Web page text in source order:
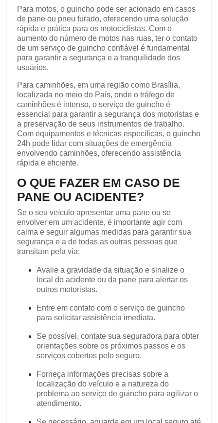
Para motos, o guincho pode ser acionado em casos
de pane ou pneu furado, oferecendo uma solução
rápida e prática para os motociclistas. Com o
aumento do número de motos nas ruas, ter o contato
de um serviço de guincho confiável é fundamental
para garantir a segurança e a tranquilidade dos
usuários.
Para caminhões, em uma região como Brasília,
localizada no meio do País, onde o tráfego de
caminhões é intenso, o serviço de guincho é
essencial para garantir a segurança dos motoristas e
a preservação de seus instrumentos de trabalho.
Com equipamentos e técnicas específicas, o guincho
24h pode lidar com situações de emergência
envolvendo caminhões, oferecendo assistência
rápida e eficiente.
O QUE FAZER EM CASO DE
PANE OU ACIDENTE?
Se o seu veículo apresentar uma pane ou se
envolver em um acidente, é importante agir com
calma e seguir algumas medidas para garantir sua
segurança e a de todas as outras pessoas que
transitam pela via:
Avalie a gravidade da situação e sinalize o
local do acidente ou da pane para alertar os
outros motoristas.
Entre em contato com o serviço de guincho
para solicitar assistência imediata.
Se possível, contate sua seguradora para obter
orientações sobre os próximos passos e os
serviços cobertos pelo seguro.
Forneça informações precisas sobre a
localização do veículo e a natureza do
problema ao serviço de guincho para agilizar o
atendimento.